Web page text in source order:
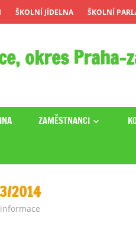
ŠKOLNÍ JÍDELNA ŠKOLNÍ
okres Praha-
ZAMĚSTNANCI
2014